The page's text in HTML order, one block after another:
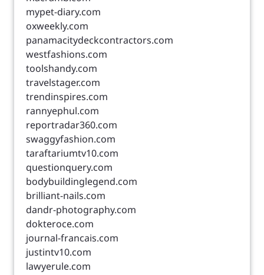
mypet-diary.com
oxweekly.com
panamacitydeckcontractors.com
westfashions.com
toolshandy.com
travelstager.com
trendinspires.com
rannyephul.com
reportradar360.com
swaggyfashion.com
taraftariumtv10.com
questionquery.com
bodybuildinglegend.com
brilliant-nails.com
dandr-photography.com
dokteroce.com
journal-francais.com
justintv10.com
lawyerule.com